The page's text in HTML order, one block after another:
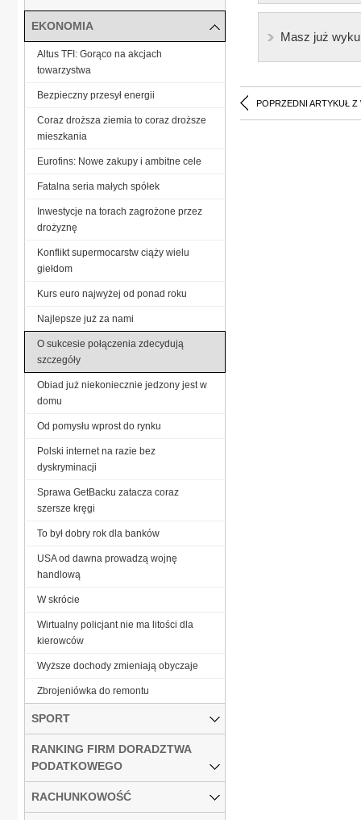
Masz już
POPRZEDNI ARTYKUŁ Z
EKONOMIA
Altus TFI: Gorąco na akcjach
towarzystwa
Bezpieczny przesył energii
Coraz droższa ziemia to coraz droższe
mieszkania
Eurofins: Nowe zakupy i ambitne cele
Fatalna seria małych spółek
Inwestycje na torach zagrożone przez
drożyznę
Konflikt supermocarstw ciąży wielu
giełdom
Kurs euro najwyżej od ponad roku
Najlepsze już za nami
O sukcesie połączenia zdecydują
szczegóły
Obiad już niekoniecznie jedzony jest w
domu
Od pomysłu wprost do rynku
Polski internet na razie bez
dyskryminacji
Sprawa GetBacku zatacza coraz
szersze kręgi
To był dobry rok dla banków
USA od dawna prowadzą wojnę
handlową
W skrócie
Wirtualny policjant nie ma litości dla
kierowców
Wyższe dochody zmieniają obyczaje
Zbrojeniówka do remontu
SPORT
RANKING FIRM DORADZTWA
PODATKOWEGO
RACHUNKOWOŚĆ